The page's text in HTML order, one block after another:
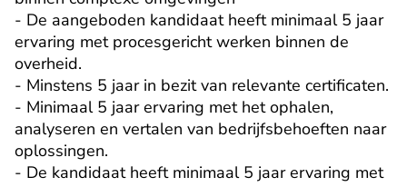
- De aangeboden kandidaat heeft minimaal 5 jaar
ervaring met procesgericht werken binnen de
overheid.
- Minstens 5 jaar in bezit van relevante certificaten.
- Minimaal 5 jaar ervaring met het ophalen,
analyseren en vertalen van bedrijfsbehoeften naar
oplossingen.
- De kandidaat heeft minimaal 5 jaar ervaring met